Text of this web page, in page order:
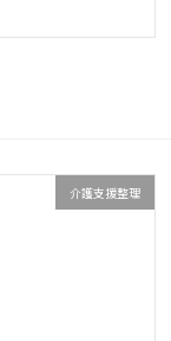
介護支援整理